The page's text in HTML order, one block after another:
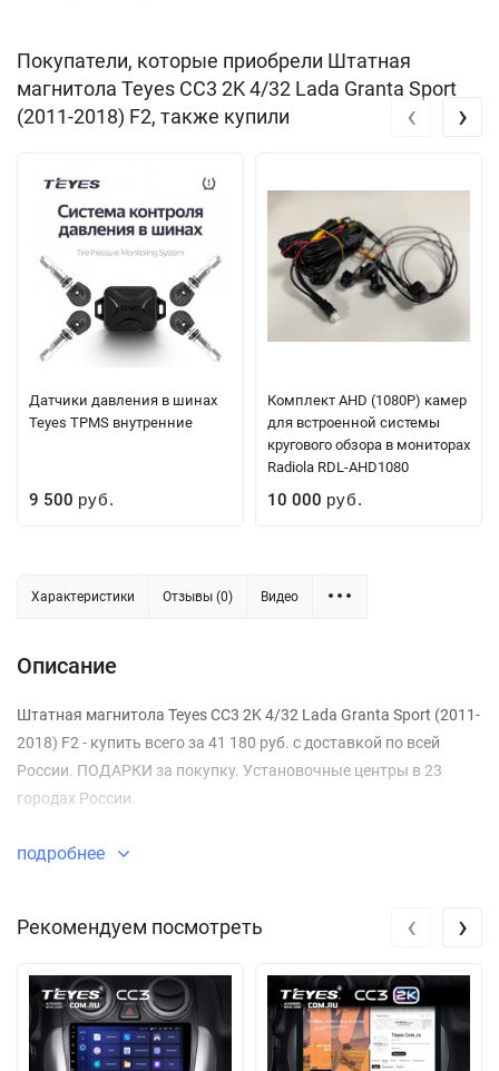
Покупатели, которые приобрели Штатная
магнитола Teyes CC3 2K 4/32 Lada Granta Sport
(2011-2018) F2, также купили
Датчики давления в шинах
Teyes TPMS внутренние
9 500 руб.
Комплект AHD (1080P) камер
для встроенной системы
кругового обзора в мониторах
Radiola RDL-AHD1080
10 000 руб.
‹ ›
Характеристики Отзывы (0) Видео
Описание
Штатная магнитола Teyes CC3 2K 4/32 Lada Granta Sport (2011-
2018) F2 - купить всего за 41 180 руб. с доставкой по всей
России. ПОДАРКИ за покупку. Установочные центры в 23
городах России.
подробнее
Рекомендуем посмотреть ‹ ›